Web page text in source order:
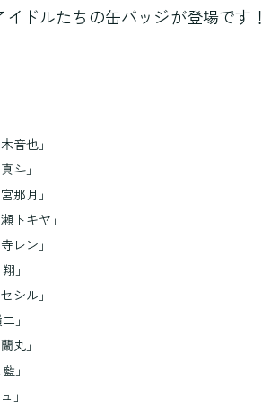
ドルたちの缶バッジが登場です！
音也」
斗」
那月」
トキヤ」
レン」
」
シル」
」
丸」
」
」